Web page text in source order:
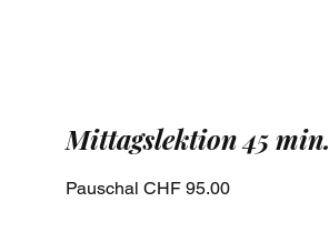
Mittagslektion 45 min.
Pauschal CHF 95.00